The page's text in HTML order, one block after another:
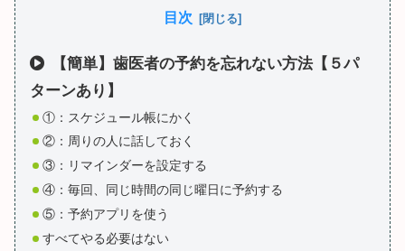
目次
【簡単】歯医者の予約を忘れない方法【５パ
ターンあり】
①：スケジュール帳にかく
②：周りの人に話しておく
③：リマインダーを設定する
④：毎回、同じ時間の同じ曜日に予約する
⑤：予約アプリを使う
すべてやる必要はない